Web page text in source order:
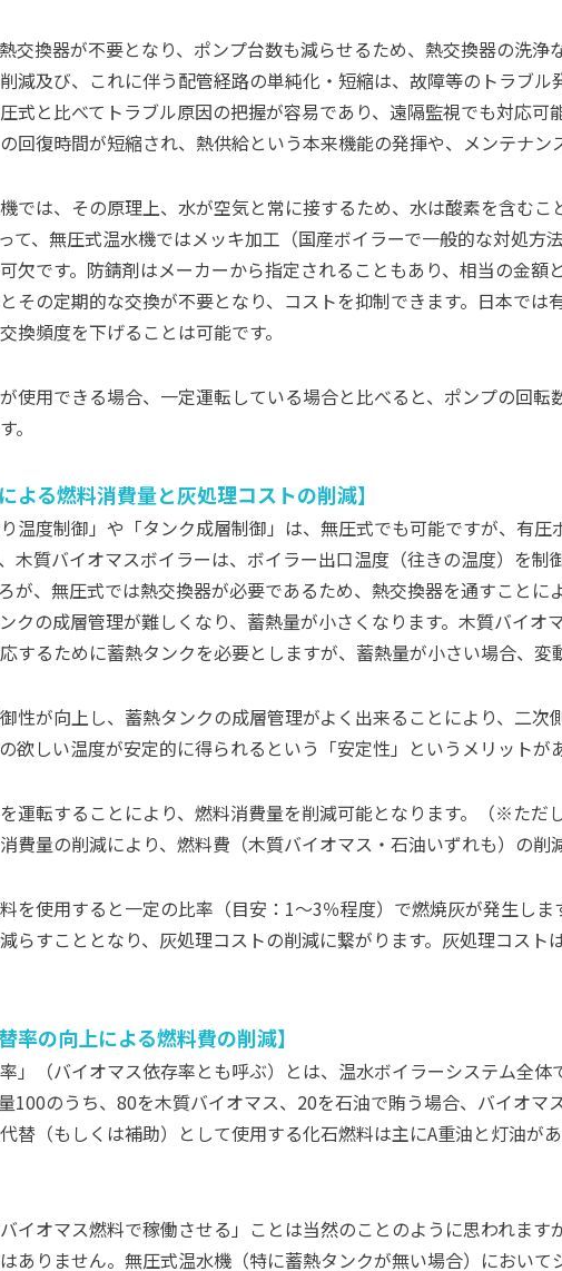
交換器が不要となり、ポンプ台数も減らせるため、熱交換器の洗
減及び、これに伴う配管経路の単純化・短縮は、故障等のトラブル
式と比べてトラブル原因の把握が容易であり、遠隔監視でも対応可
回復時間が短縮され、熱供給という本来機能の発揮や、メンテナン
では、その原理上、水が空気と常に接するため、水は酸素を含む
て、無圧式温水機ではメッキ加工（国産ボイラーで一般的な対処方
欠です。防錆剤はメーカーから指定されることもあり、相当の金額
その定期的な交換が不要となり、コストを抑制できます。日本で
換頻度を下げることは可能です。
使用できる場合、一定運転している場合と比べると、ポンプの回
。
よる燃料消費量と灰処理コストの削減
り温度制御」や「タンク成層制御」は、無圧式でも可能ですが、有
木質バイオマスボイラーは、ボイラー出口温度（往きの温度）を
が、無圧式では熱交換器が必要であるため、熱交換器を通すこと
クの成層管理が難しくなり、蓄熱量が小さくなります。木質バイ
するために蓄熱タンクを必要としますが、蓄熱量が小さい場合、変
性が向上し、蓄熱タンクの成層管理がよく出来ることにより、二次
欲しい温度が安定的に得られるという「安定性」というメリットが
運転することにより、燃料消費量を削減可能となります。（※ただ
費量の削減により、燃料費（木質バイオマス・石油いずれも）の削
を使用すると一定の比率（目安：1～3％程度）で燃焼灰が発生し
らすこととなり、灰処理コストの削減に繋がります。灰処理コス
率の向上による燃料費の削減
率」（バイオマス依存率とも呼ぶ）とは、温水ボイラーシステム全
100のうち、80を木質バイオマス、20を石油で賄う場合、バイオ
替（もしくは補助）として使用する化石燃料は主にA重油と灯油が
バイオマス燃料で稼働させる」ことは当然のことのように思われま
ありません。無圧式温水機（特に蓄熱タンクが無い場合）におい